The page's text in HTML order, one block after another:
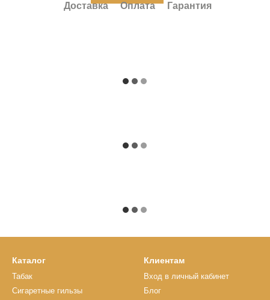
Доставка Оплата Гарантия
Каталог
Табак
Сигаретные гильзы
Клиентам
Вход в личный кабинет
Блог